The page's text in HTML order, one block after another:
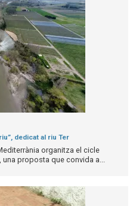
dedicat al riu Ter
organitza el cicle
proposta que convida a...